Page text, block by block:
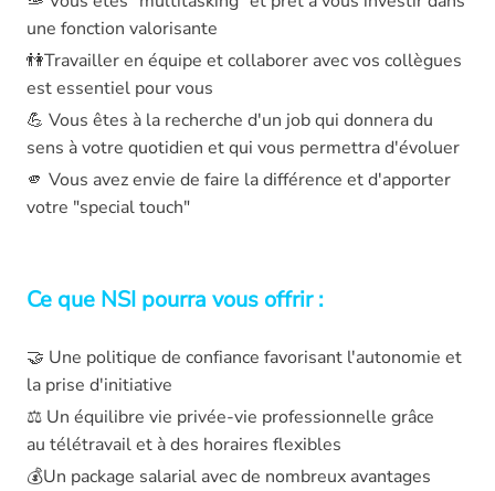
une fonction valorisante
👫Travailler en équipe et collaborer avec vos collègues
est essentiel pour vous
💪 Vous êtes à la recherche d'un job qui donnera du
sens à votre quotidien et qui vous permettra d'évoluer
🫵 Vous avez envie de faire la différence et d'apporter
votre "special touch"
Ce que NSI pourra vous offrir :
🤝 Une politique de confiance favorisant l'autonomie et
la prise d'initiative
⚖️ Un équilibre vie privée-vie professionnelle grâce
au télétravail et à des horaires flexibles
💰Un package salarial avec de nombreux avantages